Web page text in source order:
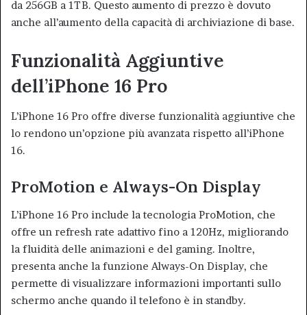
da 256GB a 1TB. Questo aumento di prezzo è dovuto
anche all’aumento della capacità di archiviazione di base.
Funzionalità Aggiuntive
dell’iPhone 16 Pro
L’iPhone 16 Pro offre diverse funzionalità aggiuntive che
lo rendono un’opzione più avanzata rispetto all’iPhone
16.
ProMotion e Always-On Display
L’iPhone 16 Pro include la tecnologia ProMotion, che
offre un refresh rate adattivo fino a 120Hz, migliorando
la fluidità delle animazioni e del gaming. Inoltre,
presenta anche la funzione Always-On Display, che
permette di visualizzare informazioni importanti sullo
schermo anche quando il telefono è in standby.